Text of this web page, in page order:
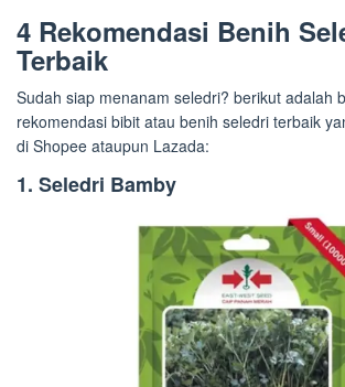
4 Rekomendasi Benih
Terbaik
Sudah siap menanam seledri? berikut adalah
rekomendasi bibit atau benih seledri terbaik
di Shopee ataupun Lazada:
1. Seledri Bamby